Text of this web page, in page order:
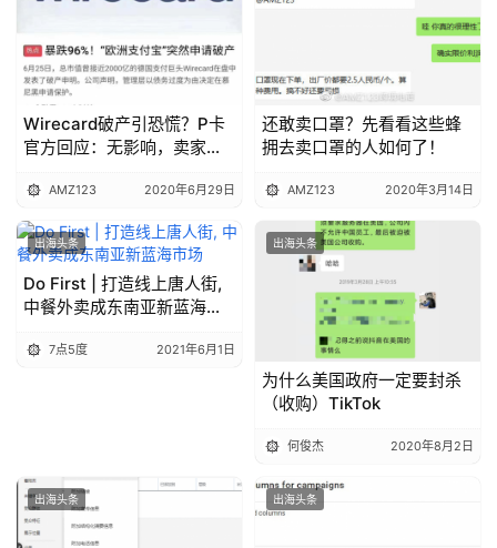
Wirecard破产引恐慌？P卡
官方回应：无影响，卖家账
AMZ123 2020年6月29日
还敢卖口罩？先看看这些蜂
拥去卖口罩的人如何了！
AMZ123 2020年3月14日
出海头条
Do First | 打造线上唐人街,
中餐外卖成东南亚新蓝海市
7点5度 2021年6月1日
出海头条
为什么美国政府一定要封杀
（收购）TikTok
何俊杰 2020年8月2日
出海头条 出海头条